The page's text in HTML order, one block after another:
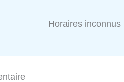
Horaires inconnus